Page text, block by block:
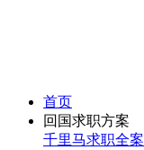
首页
回国求职方案
千里马求职全案